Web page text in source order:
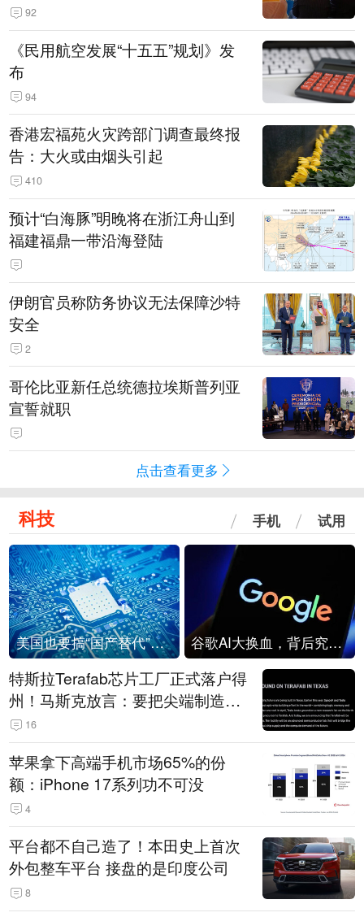
92
《民用航空发展“十五五”规划》发
布
94
香港宏福苑火灾跨部门调查最终报
告：大火或由烟头引起
410
预计“白海豚”明晚将在浙江舟山到
福建福鼎一带沿海登陆
伊朗官员称防务协议无法保障沙特
安全
2
哥伦比亚新任总统德拉埃斯普列亚
宣誓就职
点击查看更多
科技 手机 试用
美国也要搞“国产替代”？先算清三笔账 谷歌AI大换血，背后究竟发生了什么？
特斯拉Terafab芯片工厂正式落户得
州！马斯克放言：要把尖端制造带
回美国
16
苹果拿下高端手机市场65%的份
额：iPhone 17系列功不可没
4
平台都不自己造了！本田史上首次
外包整车平台 接盘的是印度公司
8